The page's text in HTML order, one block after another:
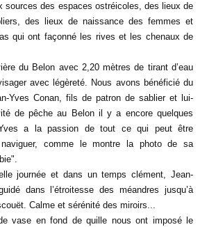
sources des espaces ostréicoles, des lieux de
des lieux de naissance des femmes et
qui ont façonné les rives et les chenaux de
du Belon avec 2,20 mètres de tirant d’eau
avec légèreté. Nous avons bénéficié du
Yves Conan, fils de patron de sablier et lui-
de pêche au Belon il y a encore quelques
Yves a la passion de tout ce qui peut être
comme le montre la photo de sa
journée et dans un temps clément, Jean-
dans l’étroitesse des méandres jusqu’à
Calme et sérénité des miroirs...
vase en fond de quille nous ont imposé le